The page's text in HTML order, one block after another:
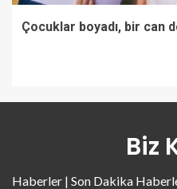
Çocuklar boyadı, bir can
Biz
Haberler | Son Dakika